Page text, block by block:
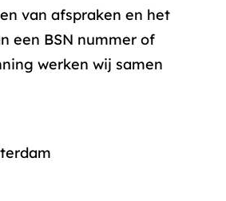
van afspraken en het
een BSN nummer of
werken wij samen